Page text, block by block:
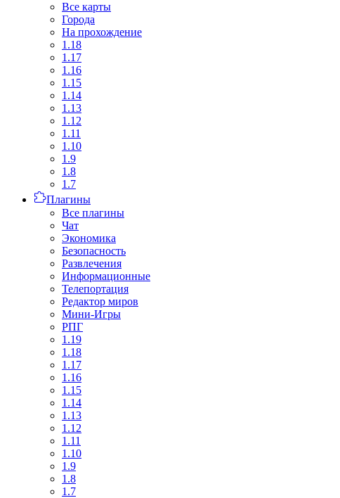
Все карты
Города
На прохождение
1.18
1.17
1.16
1.15
1.14
1.13
1.12
1.11
1.10
1.9
1.8
1.7
Плагины
Все плагины
Чат
Экономика
Безопасность
Развлечения
Информационные
Телепортация
Редактор миров
Мини-Игры
РПГ
1.19
1.18
1.17
1.16
1.15
1.14
1.13
1.12
1.11
1.10
1.9
1.8
1.7